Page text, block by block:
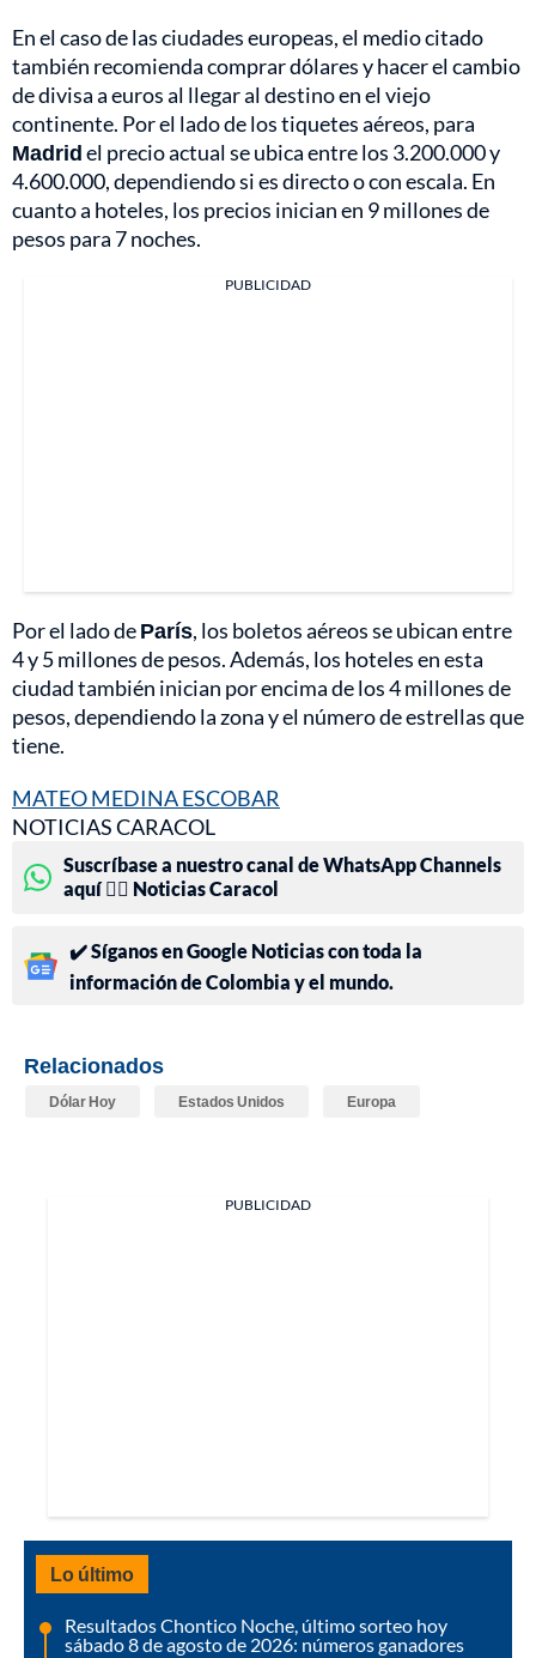
En el caso de las ciudades europeas, el medio citado
también recomienda comprar dólares y hacer el cambio
de divisa a euros al llegar al destino en el viejo
continente. Por el lado de los tiquetes aéreos, para
Madridel precio actual se ubica entre los 3.200.000 y
4.600.000, dependiendo si es directo o con escala. En
cuanto a hoteles, los precios inician en 9 millones de
pesos para 7 noches.
PUBLICIDAD
Por el lado deParís, los boletos aéreos se ubican entre
4 y 5 millones de pesos. Además, los hoteles en esta
ciudad también inician por encima de los 4 millones de
pesos, dependiendo la zona y el número de estrellas que
tiene.
MATEO MEDINA ESCOBAR
NOTICIAS CARACOL
Suscríbase a nuestro canal de WhatsApp Channels
aquí 👉🏻 Noticias Caracol
✔️ Síganos en Google Noticias con toda la
información de Colombia y el mundo.
Relacionados
Dólar Hoy Estados Unidos Europa
PUBLICIDAD
Lo último
Resultados Chontico Noche, último sorteo hoy
sábado 8 de agosto de 2026: números ganadores